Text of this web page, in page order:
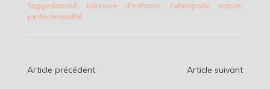
Taggedamitié blessure d’enfance Futuropolis nature
pedocriminalité
Navigation
Article précédent Article suivant